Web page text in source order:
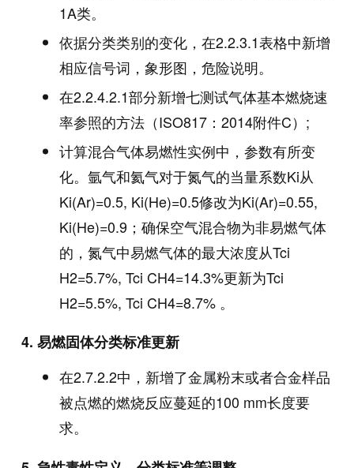
1A类。
依据分类类别的变化，在2.2.3.1表格中新增
相应信号词，象形图，危险说明。
在2.2.4.2.1部分新增七测试气体基本燃烧速
率参照的方法（ISO817：2014附件C）;
计算混合气体易燃性实例中，参数有所变
化。氩气和氦气对于氮气的当量系数Ki从
Ki(Ar)=0.5, Ki(He)=0.5修改为Ki(Ar)=0.55,
Ki(He)=0.9；确保空气混合物为非易燃气体
的，氮气中易燃气体的最大浓度从Tci
H2=5.7%, Tci CH4=14.3%更新为Tci
H2=5.5%, Tci CH4=8.7% 。
4. 易燃固体分类标准更新
在2.7.2.2中，新增了金属粉末或者合金样品
被点燃的燃烧反应蔓延的100 mm长度要
求。